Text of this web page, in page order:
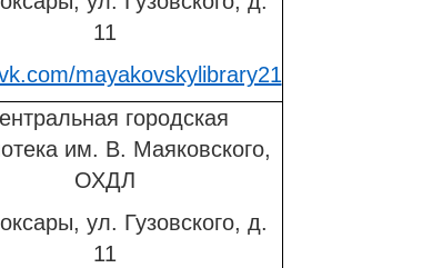
11
mayakovskylibrary21
городская
им. В. Маяковского,
ОХДЛ
ул. Гузовского, д.
11